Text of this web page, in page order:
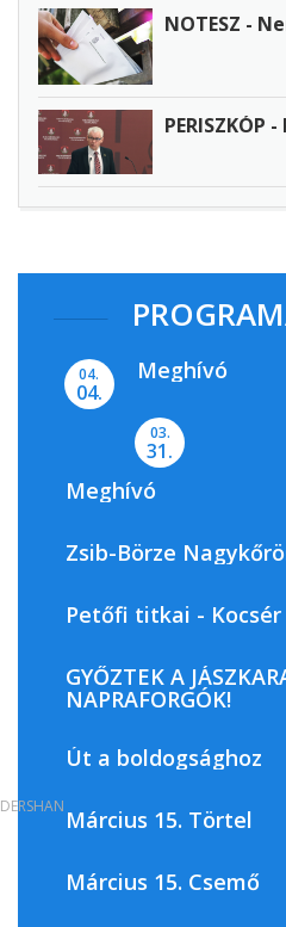
NOTESZ -
04.
04.
Meghívó
03.
31.
Meghívó
Zsib-Börze
Petőfi titkai - Kocsér
GYŐZTEK A
NAPRAFORGÓK!
Út a boldogsághoz
Március 15. Törtel
Március 15. Csemő
DERSHAN